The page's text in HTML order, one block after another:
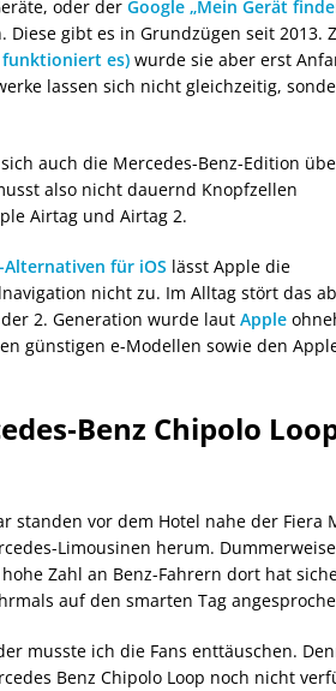
oder der Google „Mein Gerät
Diese gibt es in Grundzügen seit 2013.
funktioniert es) wurde sie aber erst
lassen sich nicht gleichzeitig,
auch die Mercedes-Benz-Edition
also nicht dauernd Knopfzellen
Airtag und Airtag 2.
für iOS lässt Apple die
nicht zu. Im Alltag stört das
2. Generation wurde laut Apple
günstigen e-Modellen sowie den
Chipolo
standen vor dem Hotel nahe der Fiera
Limousinen herum.
Zahl an Benz-Fahrern dort hat
auf den smarten Tag
musste ich die Fans enttäuschen.
Benz Chipolo Loop noch nicht